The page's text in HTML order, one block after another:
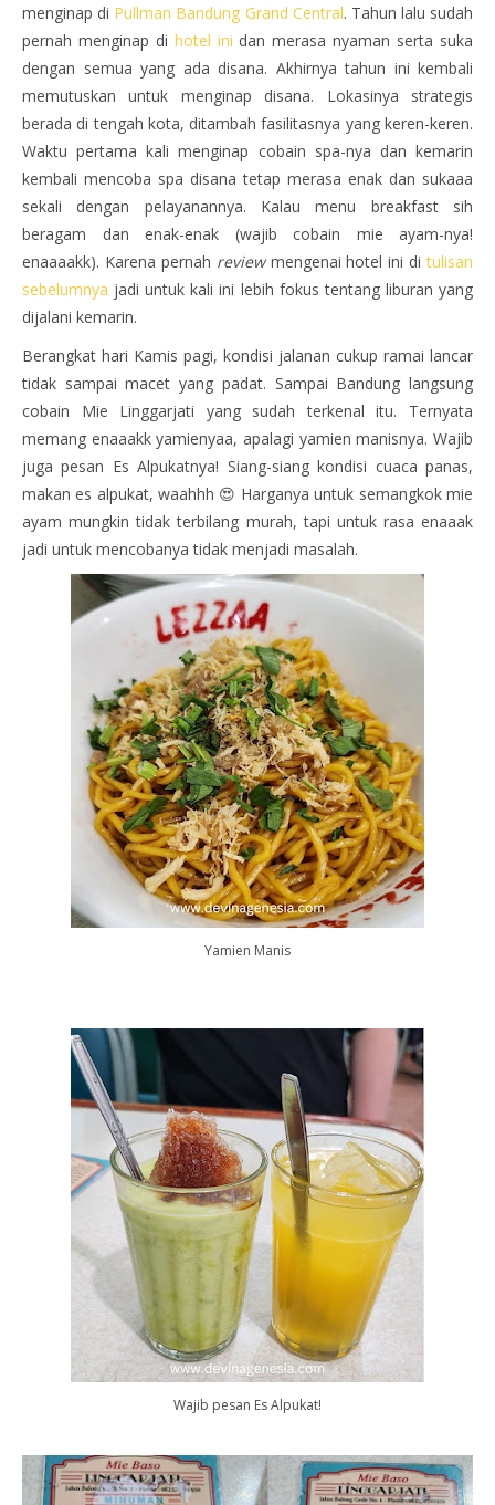
menginap di Pullman Bandung Grand Central. Tahun lalu sudah
pernah menginap di hotel ini dan merasa nyaman serta suka
dengan semua yang ada disana. Akhirnya tahun ini kembali
memutuskan untuk menginap disana. Lokasinya strategis
berada di tengah kota, ditambah fasilitasnya yang keren-keren.
Waktu pertama kali menginap cobain spa-nya dan kemarin
kembali mencoba spa disana tetap merasa enak dan sukaaa
sekali dengan pelayanannya. Kalau menu breakfast sih
beragam dan enak-enak (wajib cobain mie ayam-nya!
enaaaakk). Karena pernah reviewmengenai hotel ini ditulisan
sebelumnya jadi untuk kali ini lebih fokus tentang liburan yang
dijalani kemarin.
Berangkat hari Kamis pagi, kondisi jalanan cukup ramai lancar
tidak sampai macet yang padat. Sampai Bandung langsung
cobain Mie Linggarjati yang sudah terkenal itu. Ternyata
memang enaaakk yamienyaa, apalagi yamien manisnya. Wajib
juga pesan Es Alpukatnya! Siang-siang kondisi cuaca panas,
makan es alpukat, waahhh 😍 Harganya untuk semangkok mie
ayam mungkin tidak terbilang murah, tapi untuk rasa enaaak
jadi untuk mencobanya tidak menjadi masalah.
Yamien Manis
Wajib pesan Es Alpukat!